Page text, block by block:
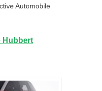
Automobile
Hubbert